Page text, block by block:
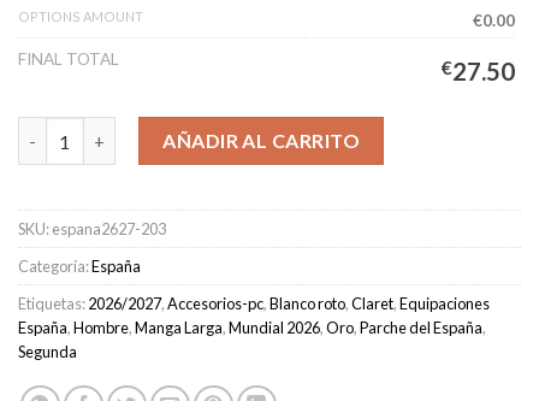
OPTIONS AMOUNT
€0.00
FINAL TOTAL
€27.50
Camiseta España Segunda Equipación Hombre 2026/2027
AÑADIR AL CARRITO
SKU:espana2627-203
Categoría:España
Etiquetas:2026/2027,Accesorios-pc,Blanco roto,Claret,Equipaciones
España,Hombre,Manga Larga,Mundial 2026,Oro,Parche del España,
Segunda